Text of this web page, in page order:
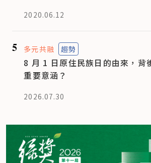
2020.06.12
5 多元共融 趨勢
8 月 1 日原住民族日的由來，背
重要意涵？
2026.07.30